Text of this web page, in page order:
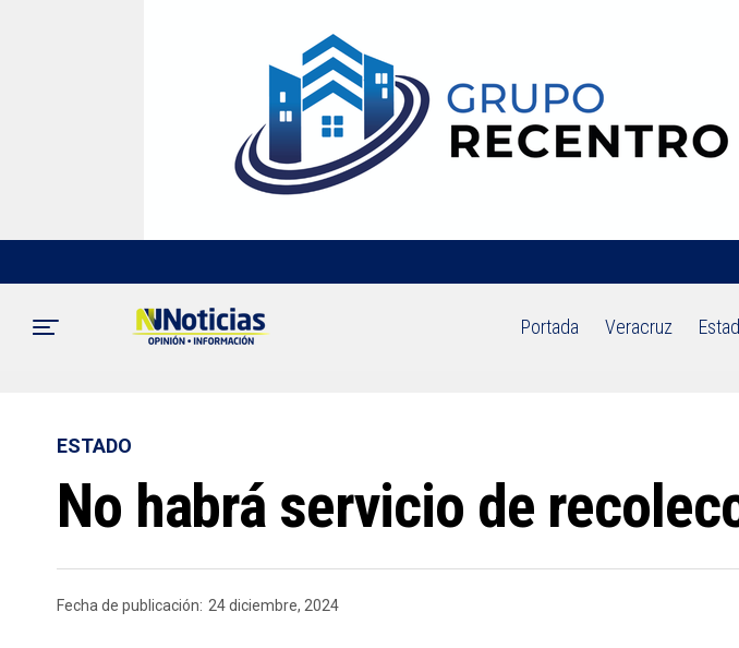
Portada Veracruz
ESTADO
No habrá servicio de
Fecha de publicación: 24 diciembre, 2024